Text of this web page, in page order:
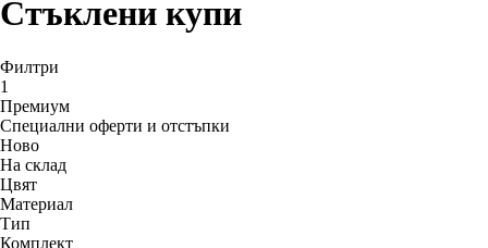
Стъклени купи
Филтри
1
Премиум
Специални оферти и отстъпки
Новo
На склад
Цвят
Материал
Тип
Комплект